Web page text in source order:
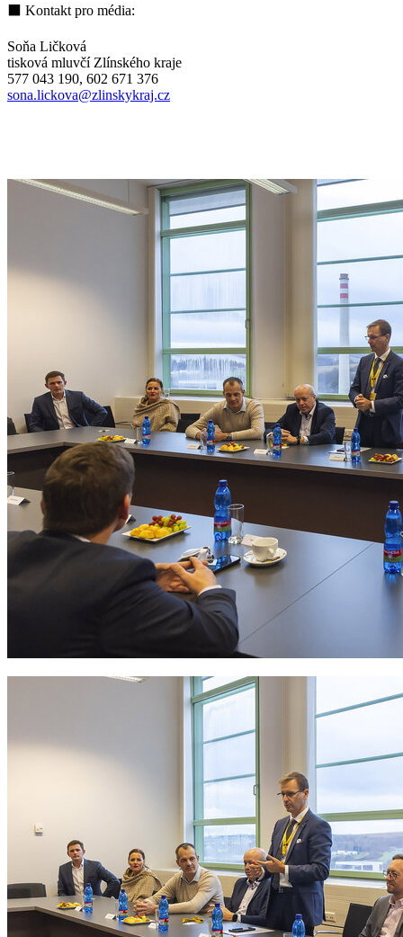
⬛ Kontakt pro média:
Soňa Ličková
tisková mluvčí Zlínského kraje
577 043 190, 602 671 376
sona.lickova@zlinskykraj.cz